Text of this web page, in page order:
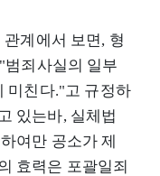
계에서 보면, 형
죄사실의 일부
미친다."고 규정하
있는바, 실체법
여만 공소가 제
효력은 포괄일죄